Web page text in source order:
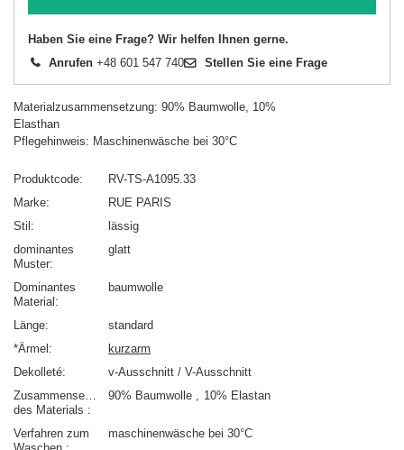
Haben Sie eine Frage? Wir helfen Ihnen gerne.
Anrufen +48 601 547 740 Stellen Sie eine Frage
Materialzusammensetzung: 90% Baumwolle, 10%
Elasthan
Pflegehinweis: Maschinenwäsche bei 30°C
Produktcode
RV-TS-A1095.33
Marke
RUE PARIS
Stil
lässig
dominantes
Muster
glatt
Dominantes
Material
baumwolle
Länge
standard
*Ärmel
kurzarm
Dekolleté
v-Ausschnitt / V-Ausschnitt
Zusammensetzung
des Materials
90% Baumwolle 10% Elastan
Verfahren zum
maschinenwäsche bei 30°C